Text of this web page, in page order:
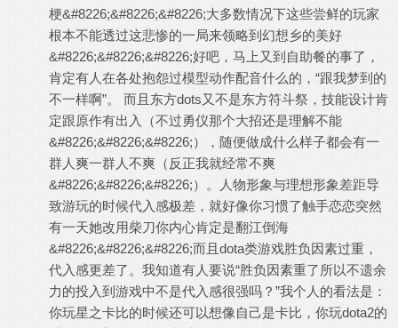
梗&#8226;&#8226;&#8226;大多数情况下这些尝鲜的玩家
根本不能透过这悲惨的一局来领略到幻想乡的美好
&#8226;&#8226;&#8226;好吧，马上又到自助餐的事了，
肯定有人在各处抱怨过模型动作配音什么的，“跟我梦到的
不一样啊”。 而且东方dots又不是东方符斗祭，技能设计肯
定跟原作有出入（不过勇仪那个大招还是理解不能
&#8226;&#8226;&#8226;），随便做成什么样子都会有一
群人爽一群人不爽（反正我就经常不爽
&#8226;&#8226;&#8226;）。人物形象与理想形象差距导
致游玩的时候代入感极差，就好像你习惯了触手恋恋突然
有一天她改用柴刀你内心肯定是翻江倒海
&#8226;&#8226;&#8226;而且dota类游戏胜负因素过重，
代入感更差了。我知道有人要说“胜负因素重了所以不遗余
力的投入到游戏中不是代入感很强吗？”我个人的看法是：
你玩星之卡比的时候还可以想像自己是卡比，你玩dota2的